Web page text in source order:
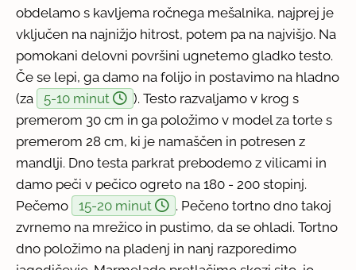
obdelamo s kavljema ročnega mešalnika, najprej je
vključen na najnižjo hitrost, potem pa na najvišjo. Na
pomokani delovni površini ugnetemo gladko testo.
Če se lepi, ga damo na folijo in postavimo na hladno
(za
5-10 minut
). Testo razvaljamo v krog s
premerom 30 cm in ga položimo v model za torte s
premerom 28 cm, ki je namaščen in potresen z
mandlji. Dno testa parkrat prebodemo z vilicami in
damo peči v pečico ogreto na 180 - 200 stopinj.
Pečemo
15-20 minut
. Pečeno tortno dno takoj
zvrnemo na mrežico in pustimo, da se ohladi. Tortno
dno položimo na pladenj in nanj razporedimo